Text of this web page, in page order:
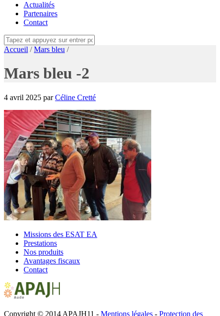
Actualités
Partenaires
Contact
Accueil /Mars bleu /
Mars bleu -2
4 avril 2025 parCéline Cretté
Missions des ESAT EA
Prestations
Nos produits
Avantages fiscaux
Contact
Copyright © 2014 APAJH11 - Mentions légales - Protection des